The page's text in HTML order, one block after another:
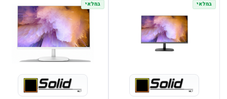
במלאי במלאי